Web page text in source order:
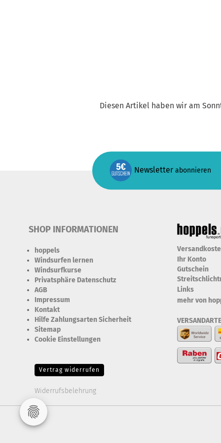
Diesen Artikel haben wir am
Newsletter abonnieren
SHOP INFORMATIONEN
hoppels
Windsurfen lernen
Windsurfkurse
Privatsphäre Datenschutz
AGB
Impressum
Kontakt
Hilfe Zahlungsarten Sicherheit
Sitemap
Cookie Einstellungen
Vertrag widerrufen
Widerrufsbelehrung
Ihr Konto
Gutschein
Links
mehr von